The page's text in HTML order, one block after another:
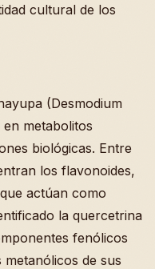
cultural de los
(Desmodium
metabolitos
biológicas. Entre
los flavonoides,
actúan como
la quercetrina
fenólicos
de sus